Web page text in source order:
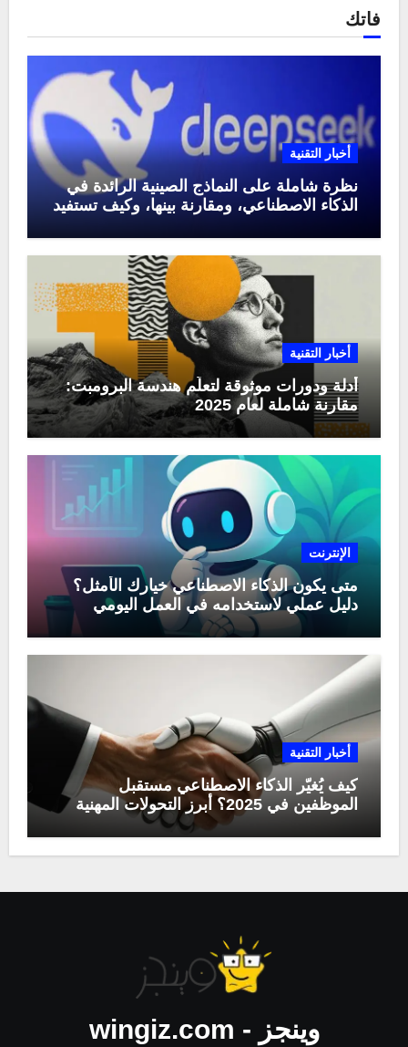
فاتك
أخبار التقنية
نظرة شاملة على النماذج الصينية الرائدة في
الذكاء الاصطناعي، ومقارنة بينها، وكيف تستفيد
أخبار التقنية
أدلة ودورات موثوقة لتعلّم هندسة البرومبت:
مقارنة شاملة لعام 2025
الإنترنت
متى يكون الذكاء الاصطناعي خيارك الأمثل؟
دليل عملي لاستخدامه في العمل اليومي
أخبار التقنية
كيف يُغيّر الذكاء الاصطناعي مستقبل
الموظفين في 2025؟ أبرز التحولات المهنية
وينجز - wingiz.com